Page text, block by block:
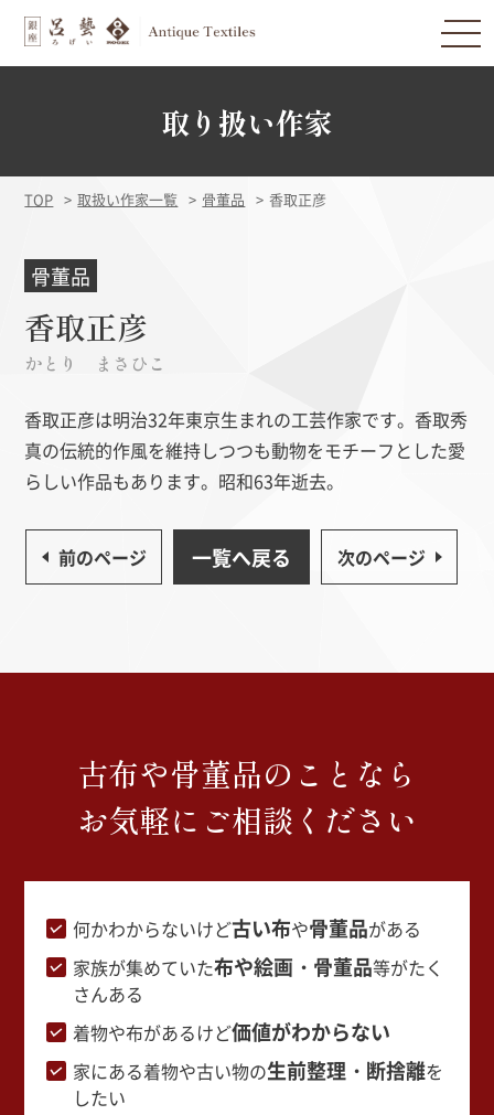
取り扱い作家
TOP 取扱い作家一覧 骨董品 香取正彦
骨董品
香取正彦
かとり まさひこ
香取正彦は明治32年東京生まれの工芸作家です。香取秀
真の伝統的作風を維持しつつも動物をモチーフとした愛
らしい作品もあります。昭和63年逝去。
前のページ 一覧へ戻る 次のページ
古布や骨董品のことなら
お気軽にご相談ください
何かわからないけど古い布や骨董品がある
家族が集めていた布や絵画・骨董品等がたく
さんある
着物や布があるけど価値がわからない
家にある着物や古い物の生前整理・断捨離を
したい